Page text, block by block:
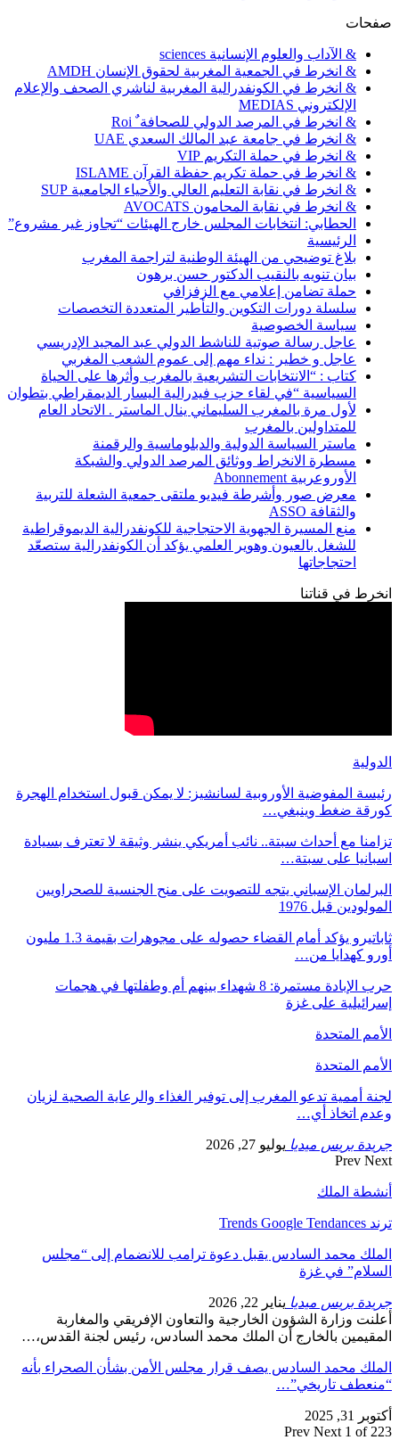
صفحات
& الآداب والعلوم الإنسانية sciences
& انخرط في الجمعية المغربية لحقوق الإنسان AMDH
& انخرط في الكونفدرالية المغربية لناشري الصحف والإعلام
الإلكتروني MEDIAS
& انخرط في المرصد الدولي للصحافة ٌ Roi
& انخرط في جامعة عبد المالك السعدي UAE
& انخرط في حملة التكريم VIP
& انخرط في حملة تكريم حفظة القرآن ISLAME
& انخرط في نقابة التعليم العالي والأحياء الجامعية SUP
& انخرط في نقابة المحامون AVOCATS
الحطابي: انتخابات المجلس خارج الهيئات “تجاوز غير مشروع”
الرئيسية
بلاغ توضيحي من الهيئة الوطنية لتراجمة المغرب
بيان تنويه بالنقيب الدكتور حسن برهون
حملة تضامن إعلامي مع الزفزافي
سلسلة دورات التكوين والتأطير المتعددة التخصصات
سياسة الخصوصية
عاجل رسالة صوتية للناشط الدولي عبد المجيد الإدريسي
عاجل و خطير : نداء مهم إلى عموم الشعب المغربي
كتاب : “الانتخابات التشريعية بالمغرب وأثرها على الحياة
السياسية “في لقاء حزب فيدرالية اليسار الديمقراطي بتطوان
لأول مرة بالمغرب السليماني ينال الماستر . الاتحاد العام
للمتداولين بالمغرب
ماستر السياسة الدولية والدبلوماسية والرقمنة
مسطرة الانخراط ووثائق المرصد الدولي والشبكة
الأوروعربية Abonnement
معرض صور وأشرطة فيديو ملتقى جمعية الشعلة للتربية
والثقافة ASSO
منع المسيرة الجهوية الاحتجاجية للكونفدرالية الديموقراطية
للشغل بالعيون وهوير العلمي يؤكد أن الكونفدرالية ستصعّد
احتجاجاتها
انخرط في قناتنا
الدولية
رئيسة المفوضية الأوروبية لسانشيز: لا يمكن قبول استخدام الهجرة
كورقة ضغط وينبغي…
تزامنا مع أحداث سبتة.. نائب أمريكي ينشر وثيقة لا تعترف بسيادة
اسبانيا على سبتة…
البرلمان الإسباني يتجه للتصويت على منح الجنسية للصحراويين
المولودين قبل 1976
ثاباتيرو يؤكد أمام القضاء حصوله على مجوهرات بقيمة 1.3 مليون
أورو كهدايا من…
حرب الإبادة مستمرة: 8 شهداء بينهم أم وطفلتها في هجمات
إسرائيلية على غزة
الأمم المتحدة
الأمم المتحدة
لجنة أممية تدعو المغرب إلى توفير الغذاء والرعاية الصحية لزيان
وعدم اتخاذ أي…
جريدة بريس ميديا يوليو 27, 2026
Prev Next
أنشطة الملك
ترند Trends Google Tendances
الملك محمد السادس يقبل دعوة ترامب للانضمام إلى “مجلس
السلام” في غزة
جريدة بريس ميديا يناير 22, 2026
أعلنت وزارة الشؤون الخارجية والتعاون الإفريقي والمغاربة
المقيمين بالخارج أن الملك محمد السادس، رئيس لجنة القدس،…
الملك محمد السادس يصف قرار مجلس الأمن بشأن الصحراء بأنه
“منعطف تاريخي”…
أكتوبر 31, 2025
Prev Next 1 of 223